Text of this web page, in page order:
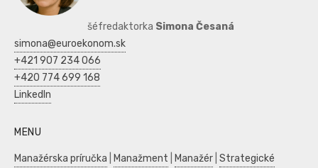
šéfredaktorka Simona Česaná
simona@euroekonom.sk
+421 907 234 066
+420 774 699 168
LinkedIn
MENU
Manažérska príručka Manažment Manažér Strategické